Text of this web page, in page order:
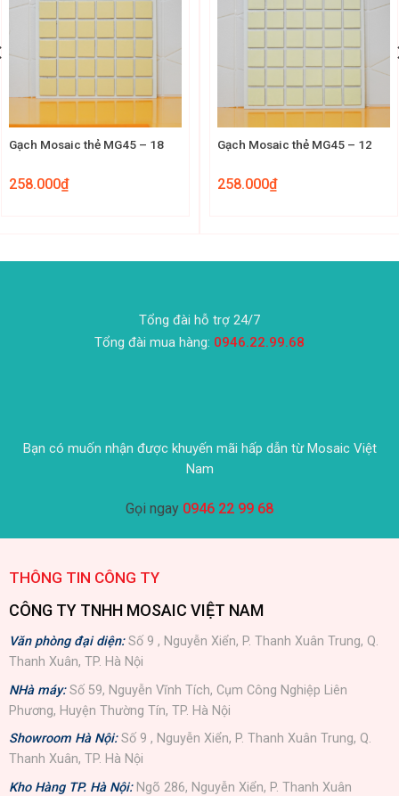
Gạch Mosaic thẻ MG45 – 18
258.000₫
Gạch Mosaic thẻ MG45 – 12
258.000₫
Tổng đài hỗ trợ 24/7
Tổng đài mua hàng: 0946.22.99.68
Bạn có muốn nhận được khuyến mãi hấp dẫn từ Mosaic Việt
Nam
Gọi ngay 0946 22 99 68
THÔNG TIN CÔNG TY
CÔNG TY TNHH MOSAIC VIỆT NAM
Văn phòng đại diện:Số 9 , Nguyễn Xiển, P. Thanh Xuân Trung, Q.
Thanh Xuân, TP. Hà Nội
NHà máy: Số 59, Nguyễn Vĩnh Tích, Cụm Công Nghiệp Liên
Phương, Huyện Thường Tín, TP. Hà Nội
Showroom Hà Nội: Số 9 , Nguyễn Xiển, P. Thanh Xuân Trung, Q.
Thanh Xuân, TP. Hà Nội
Kho Hàng TP. Hà Nội: Ngõ 286, Nguyễn Xiển, P. Thanh Xuân